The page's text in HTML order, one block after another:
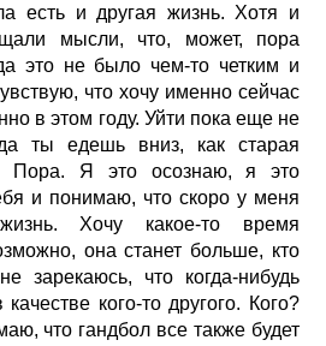
есть и другая жизнь. Хотя и
мысли, что, может, пора
это не было чем-то четким и
что хочу именно сейчас
в этом году. Уйти пока еще не
ты едешь вниз, как старая
Пора. Я это осознаю, я это
и понимаю, что скоро у меня
Хочу какое-то время
она станет больше, кто
зарекаюсь, что когда-нибудь
кого-то другого. Кого?
что гандбол все также будет